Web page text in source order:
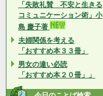
「失敗礼賛 不安と生きる
コミュニケーション術」小
島 慶子著
夫婦関係を考える
「おすすめ本３３冊」
男女の違い必読
「おすすめ本２０冊」」